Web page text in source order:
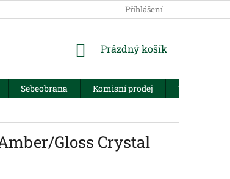
Přihlášení
NÁKUPNÍ
Prázdný košík
Sebeobrana Komisní prodej
Trezory
Gloss Crystal